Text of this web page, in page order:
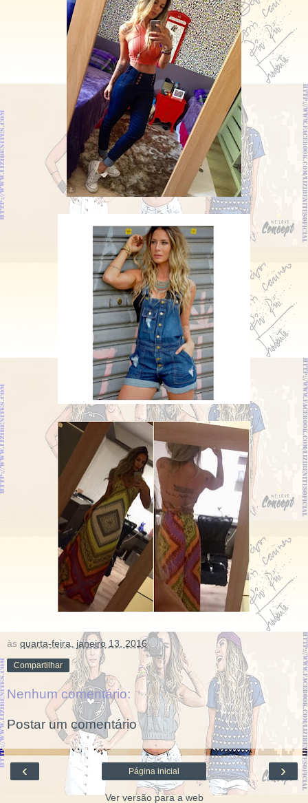
às quarta-feira, janeiro 13, 2016
Compartilhar
Nenhum comentário:
Postar um comentário
‹ ›
Página inicial
Ver versão para a web